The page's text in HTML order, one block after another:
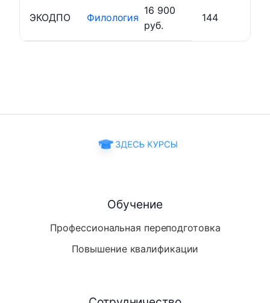
ЭКОДПО Филология
16 900
руб.
144
Обучение
Профессиональная переподготовка
Повышение квалификации